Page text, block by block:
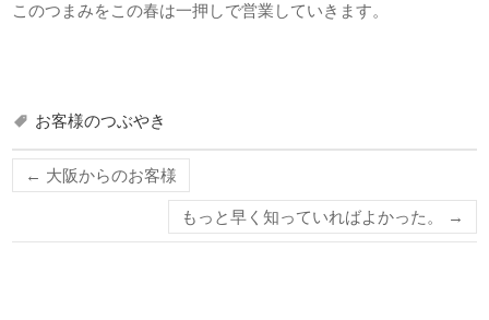
このつまみをこの春は一押しで営業していきます。
お客様のつぶやき
← 大阪からのお客様
もっと早く知っていればよかった。
→